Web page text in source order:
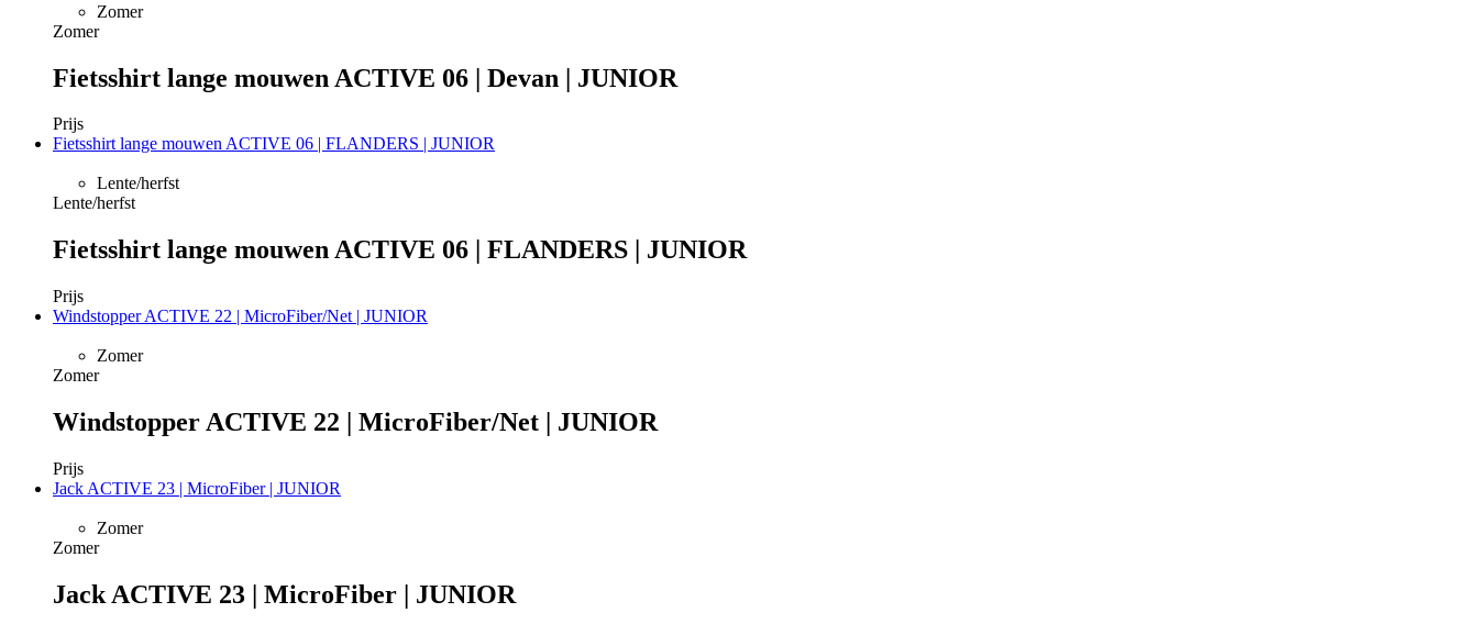
Zomer
Zomer
Fietsshirt lange mouwen ACTIVE 06 | Devan | JUNIOR
Prijs
Fietsshirt lange mouwen ACTIVE 06 | FLANDERS | JUNIOR
Lente/herfst
Lente/herfst
Fietsshirt lange mouwen ACTIVE 06 | FLANDERS | JUNIOR
Prijs
Windstopper ACTIVE 22 | MicroFiber/Net | JUNIOR
Zomer
Zomer
Windstopper ACTIVE 22 | MicroFiber/Net | JUNIOR
Prijs
Jack ACTIVE 23 | MicroFiber | JUNIOR
Zomer
Zomer
Jack ACTIVE 23 | MicroFiber | JUNIOR